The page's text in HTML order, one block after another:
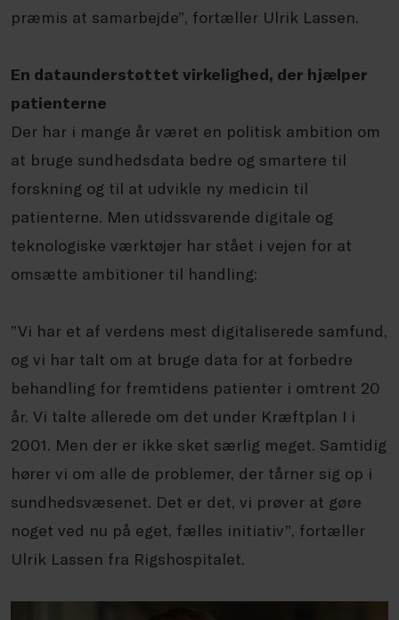
præmis at samarbejde”, fortæller Ulrik Lassen.
En dataunderstøttet virkelighed, der hjælper
patienterne
Der har i mange år været en politisk ambition om
at bruge sundhedsdata bedre og smartere til
forskning og til at udvikle ny medicin til
patienterne. Men utidssvarende digitale og
teknologiske værktøjer har stået i vejen for at
omsætte ambitioner til handling:
”Vi har et af verdens mest digitaliserede samfund,
og vi har talt om at bruge data for at forbedre
behandling for fremtidens patienter i omtrent 20
år. Vi talte allerede om det under Kræftplan I i
2001. Men der er ikke sket særlig meget. Samtidig
hører vi om alle de problemer, der tårner sig op i
sundhedsvæsenet. Det er det, vi prøver at gøre
noget ved nu på eget, fælles initiativ”, fortæller
Ulrik Lassen fra Rigshospitalet.